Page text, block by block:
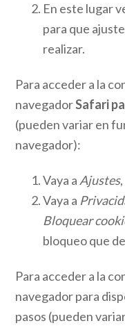
En este lugar
para que
realizar.
Para acceder a la
navegadorSafari
(pueden variar en
navegador):
Vaya a Ajustes
Vaya a
Bloquear
bloqueo que
Para acceder a la
navegador para
pasos (pueden